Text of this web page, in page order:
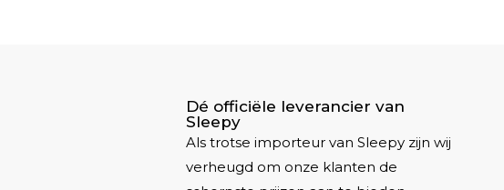
Dé officiële leverancier van
Sleepy
Als trotse importeur van Sleepy zijn wij
verheugd om onze klanten de